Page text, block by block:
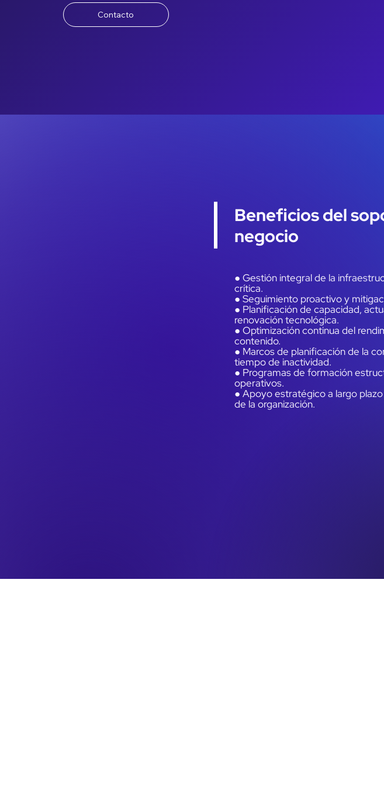
Contacto
Beneficios del
negocio
● Gestión integral de la
crítica.
● Seguimiento proactivo y
● Planificación de capacidad,
renovación tecnológica.
● Optimización continua del
contenido.
● Marcos de planificación de la
tiempo de inactividad.
● Programas de formación
operativos.
● Apoyo estratégico a largo
de la organización.